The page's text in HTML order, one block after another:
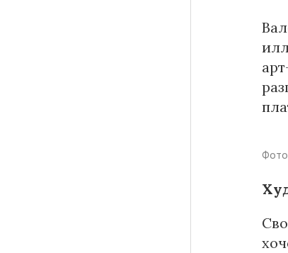
Смотрите нас в соцсетях и мессенджерах